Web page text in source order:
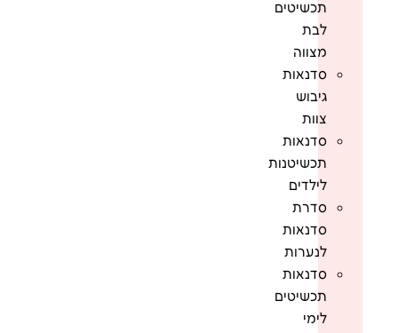
תכשיטים
לבת
מצווה
סדנאות
גיבוש
צוות
סדנאות
תכשיטנות
לילדים
סדרת
סדנאות
לנערות
סדנאות
תכשיטים
לימי